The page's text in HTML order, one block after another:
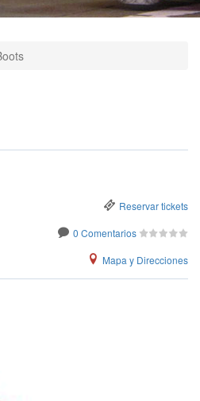
Reservar tickets
0 Comentarios
Mapa y Direcciones